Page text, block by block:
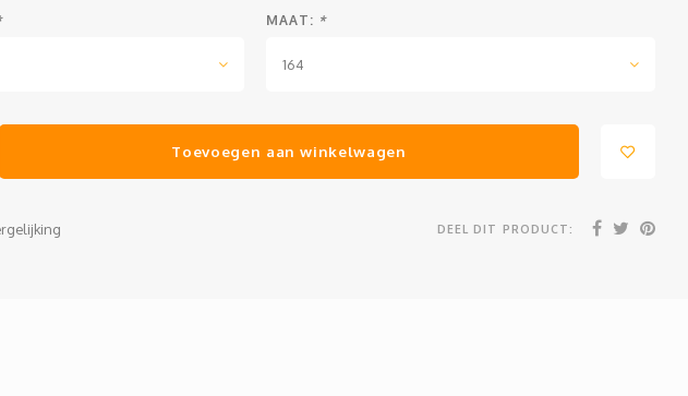
MAAT: *
164
Toevoegen aan winkelwagen
DEEL DIT PRODUCT: